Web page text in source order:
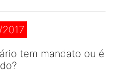
tem mandato ou é